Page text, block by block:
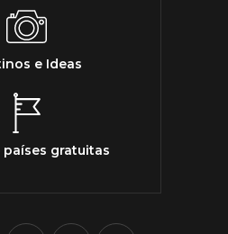
e Ideas
países gratuitas